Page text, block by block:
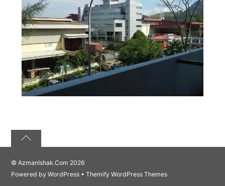
©AzmanIshak.Com 2026
Powered byWordPress •Themify WordPress Themes